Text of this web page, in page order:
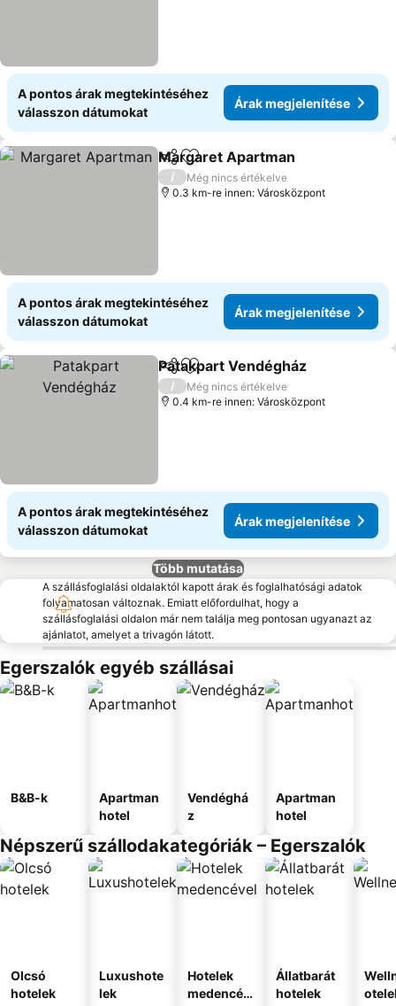
A pontos árak megtekintéséhez
válasszon dátumokat
Árak megjelenítése
Megosztás
Hozzáadás a kedvencekhez
Margaret Apartman
/
Még nincs értékelve
0.3 km-re innen: Városközpont
A pontos árak megtekintéséhez
válasszon dátumokat
Árak megjelenítése
Megosztás
Hozzáadás a kedvencekhez
Patakpart Vendégház
/
Még nincs értékelve
0.4 km-re innen: Városközpont
A pontos árak megtekintéséhez
válasszon dátumokat
Árak megjelenítése
Több mutatása
A szállásfoglalási oldalaktól kapott árak és foglalhatósági adatok
folyamatosan változnak. Emiatt előfordulhat, hogy a
szállásfoglalási oldalon már nem találja meg pontosan ugyanazt az
ajánlatot, amelyet a trivagón látott.
Egerszalók egyéb szállásai
B&B-k
Apartman
hotel
Vendéghá
z
Apartman
hotel
Népszerű szállodakategóriák – Egerszalók
Olcsó
hotelek
Luxushote
lek
Hotelek
medencév
Állatbarát
hotelek